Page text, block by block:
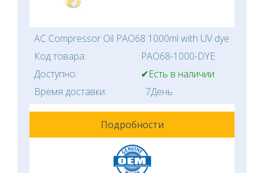
AC Compressor Oil PAO68 1000ml with UV dye
Код товара:
PAO68-1000-DYE
Доступно:
✔Есть в наличии
Время доставки:
7День
Подробности